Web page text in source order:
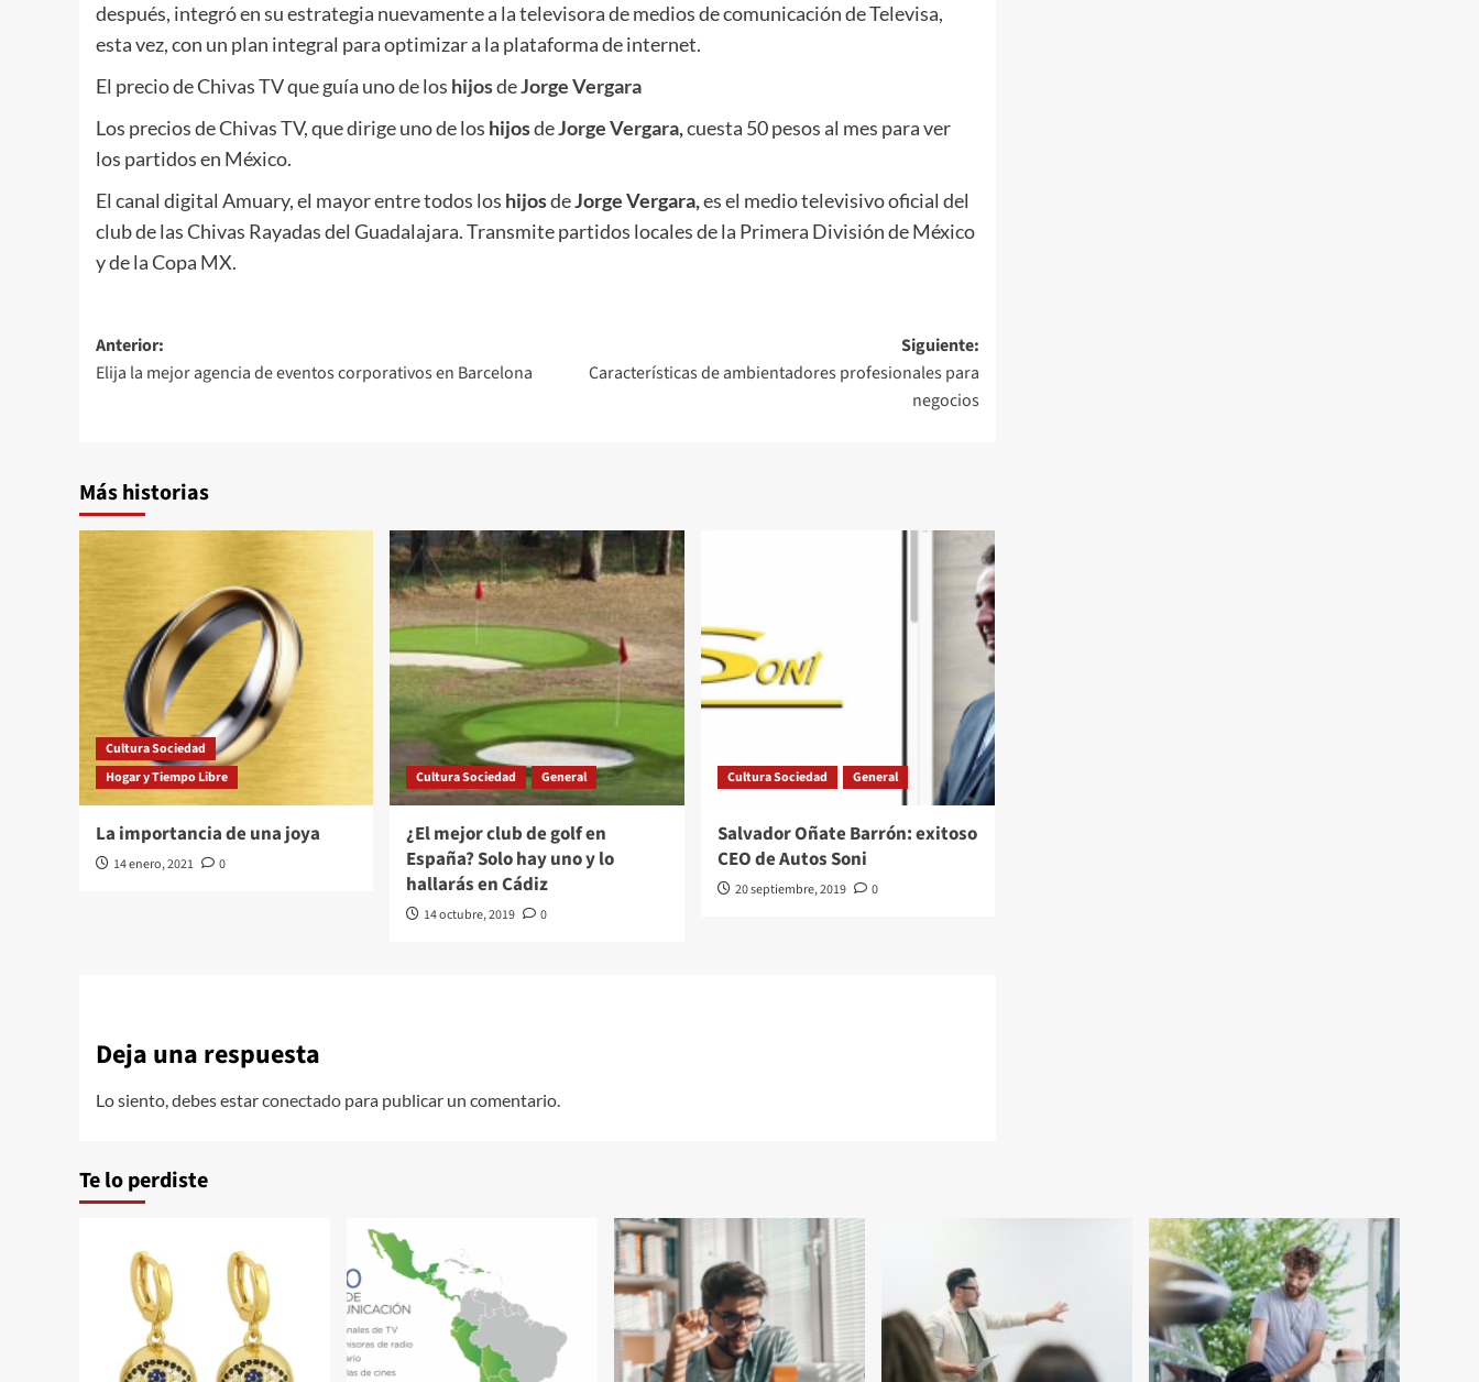
después, integró en su estrategia nuevamente a la televisora de medios de comunicación de Televisa,
esta vez, con un plan integral para optimizar a la plataforma de internet.
El precio de Chivas TV que guía uno de los hijosdeJorge Vergara
Los precios de Chivas TV, que dirige uno de los hijosdeJorge Vergara,cuesta 50 pesos al mes para ver
los partidos en México.
El canal digital Amuary, el mayor entre todos los hijosdeJorge Vergara,es el medio televisivo oficial del
club de las Chivas Rayadas del Guadalajara. Transmite partidos locales de la Primera División de México
y de la Copa MX.
Navegación
de
Anterior:
Elija la mejor agencia de eventos corporativos en Barcelona
Siguiente:
Características de ambientadores profesionales para
negocios
Más historias
Cultura Sociedad
Hogar y Tiempo Libre
La importancia de una joya
14 enero, 2021 0
Cultura Sociedad General
¿El mejor club de golf en
España? Solo hay uno y lo
hallarás en Cádiz
14 octubre, 2019 0
Cultura Sociedad General
Salvador Oñate Barrón: exitoso
CEO de Autos Soni
20 septiembre, 2019 0
Deja una respuesta
Lo siento, debes estarconectado para publicar un comentario.
Te lo perdiste